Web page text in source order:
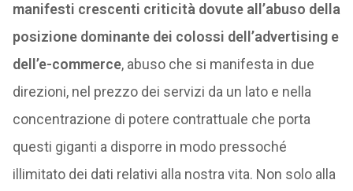
manifesti crescenti criticità dovute all’abuso della
posizione dominante dei colossi dell’advertising e
dell’e-commerce, abuso che si manifesta in due
direzioni, nel prezzo dei servizi da un lato e nella
concentrazione di potere contrattuale che porta
questi giganti a disporre in modo pressoché
illimitato dei dati relativi alla nostra vita. Non solo alla